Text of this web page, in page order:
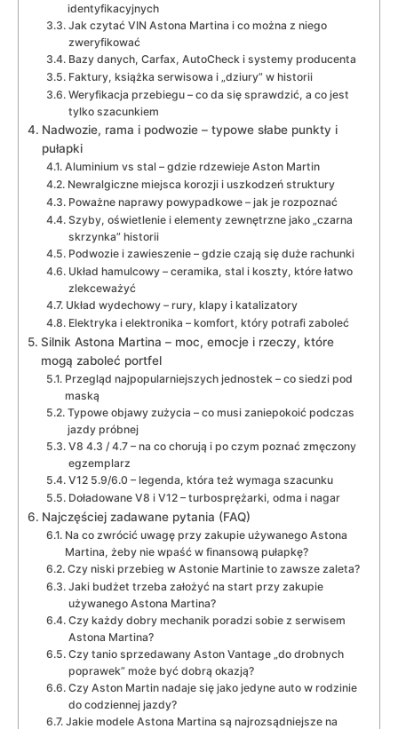
identyfikacyjnych
Jak czytać VIN Astona Martina i co można z niego
zweryfikować
Bazy danych, Carfax, AutoCheck i systemy producenta
Faktury, książka serwisowa i „dziury” w historii
Weryfikacja przebiegu – co da się sprawdzić, a co jest
tylko szacunkiem
Nadwozie, rama i podwozie – typowe słabe punkty i
pułapki
Aluminium vs stal – gdzie rdzewieje Aston Martin
Newralgiczne miejsca korozji i uszkodzeń struktury
Poważne naprawy powypadkowe – jak je rozpoznać
Szyby, oświetlenie i elementy zewnętrzne jako „czarna
skrzynka” historii
Podwozie i zawieszenie – gdzie czają się duże rachunki
Układ hamulcowy – ceramika, stal i koszty, które łatwo
zlekceważyć
Układ wydechowy – rury, klapy i katalizatory
Elektryka i elektronika – komfort, który potrafi zaboleć
Silnik Astona Martina – moc, emocje i rzeczy, które
mogą zaboleć portfel
Przegląd najpopularniejszych jednostek – co siedzi pod
maską
Typowe objawy zużycia – co musi zaniepokoić podczas
jazdy próbnej
V8 4.3 / 4.7 – na co chorują i po czym poznać zmęczony
egzemplarz
V12 5.9/6.0 – legenda, która też wymaga szacunku
Doładowane V8 i V12 – turbosprężarki, odma i nagar
Najczęściej zadawane pytania (FAQ)
Na co zwrócić uwagę przy zakupie używanego Astona
Martina, żeby nie wpaść w finansową pułapkę?
Czy niski przebieg w Astonie Martinie to zawsze zaleta?
Jaki budżet trzeba założyć na start przy zakupie
używanego Astona Martina?
Czy każdy dobry mechanik poradzi sobie z serwisem
Astona Martina?
Czy tanio sprzedawany Aston Vantage „do drobnych
poprawek” może być dobrą okazją?
Czy Aston Martin nadaje się jako jedyne auto w rodzinie
do codziennej jazdy?
Jakie modele Astona Martina są najrozsądniejsze na